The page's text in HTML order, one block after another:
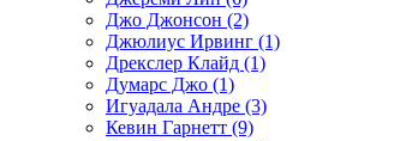
Джо Джонсон (2)
Джюлиус Ирвинг (1)
Дрекслер Клайд (1)
Думарс Джо (1)
Игуадала Андре (3)
Кевин Гарнетт (9)